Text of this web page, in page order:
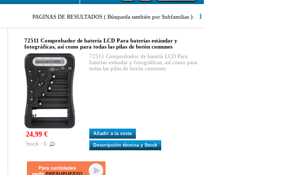
PAGINAS DE RESULTADOS ( Búsqueda también por Subfamilias ): 1
72511 Comprobador de batería LCD Para baterías estándar y
fotográficas, así como para todas las pilas de botón comunes
72511 Comprobador de batería LCD Para
baterías estándar y fotográficas, así como para
todas las pilas de botón comunes
24,99 €
Stock : 6
Añadir a la cesta
Descripción técnica y Stock